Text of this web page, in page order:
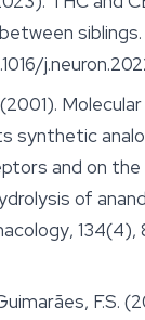
siblings.
synthetic
and on
of
, 134(4),
F.S.